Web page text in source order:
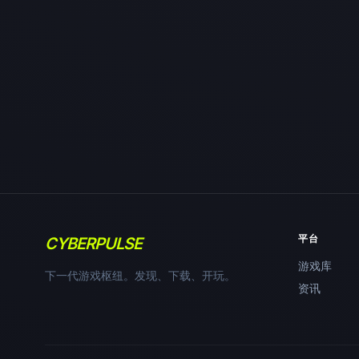
CYBERPULSE
下一代游戏枢纽。发现、下载、开玩。
平台
游戏库
资讯